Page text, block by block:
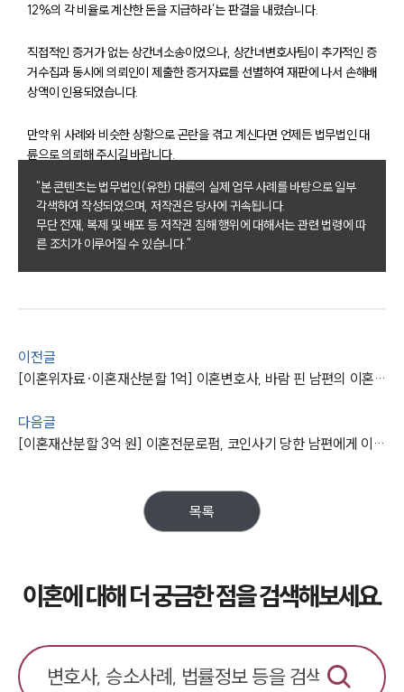
부소개
부소개
AI대륜
사례분석/최신동향
이혼 법률정보
법률지식인
업무분야
업무
이혼 양육비계산기
12%의 각 비율로 계산한 돈을 지급하라’는 판결을 내렸습니다.
직접적인 증거가 없는 상간녀소송이었으나, 상간녀변호사팀이 추가적인 증
거수집과 동시에 의뢰인이 제출한 증거자료를 선별하여 재판에 나서 손해배
상액이 인용되었습니다.
만약 위 사례와 비슷한 상황으로 곤란을 겪고 계신다면 언제든 법무법인 대
륜으로 의뢰해 주시길 바랍니다.
"본 콘텐츠는 법무법인(유한) 대륜의 실제 업무 사례를 바탕으로 일부
각색하여 작성되었으며, 저작권은 당사에 귀속됩니다.
무단 전재, 복제 및 배포 등 저작권 침해 행위에 대해서는 관련 법령에 따
른 조치가 이루어질 수 있습니다."
이전글
[이혼위자료·이혼재산분할 1억] 이혼변호사, 바람 핀 남편의 이혼조정신청 위자료 청구 방어 및 약 1억 원 받음
다음글
[이혼재산분할 3억 원] 이혼전문로펌, 코인사기 당한 남편에게 이혼양육비 및 억대 재산분할 받음
목록
이혼에 대해 더 궁금한 점을 검색해보세요.